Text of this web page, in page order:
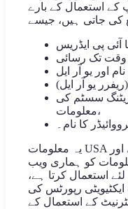
استعمال کے بارے
کی جاتی ہیں، جیسے
سسٹم کی
معلومات،
کا نام۔
یہ معلومات USA میں ایک گوگل سرور پر منتقل کی جاتی ہے اور
کو ہماری ویب
استعمال کرتا ہے،
رپورٹس کی
کے استعمال کے